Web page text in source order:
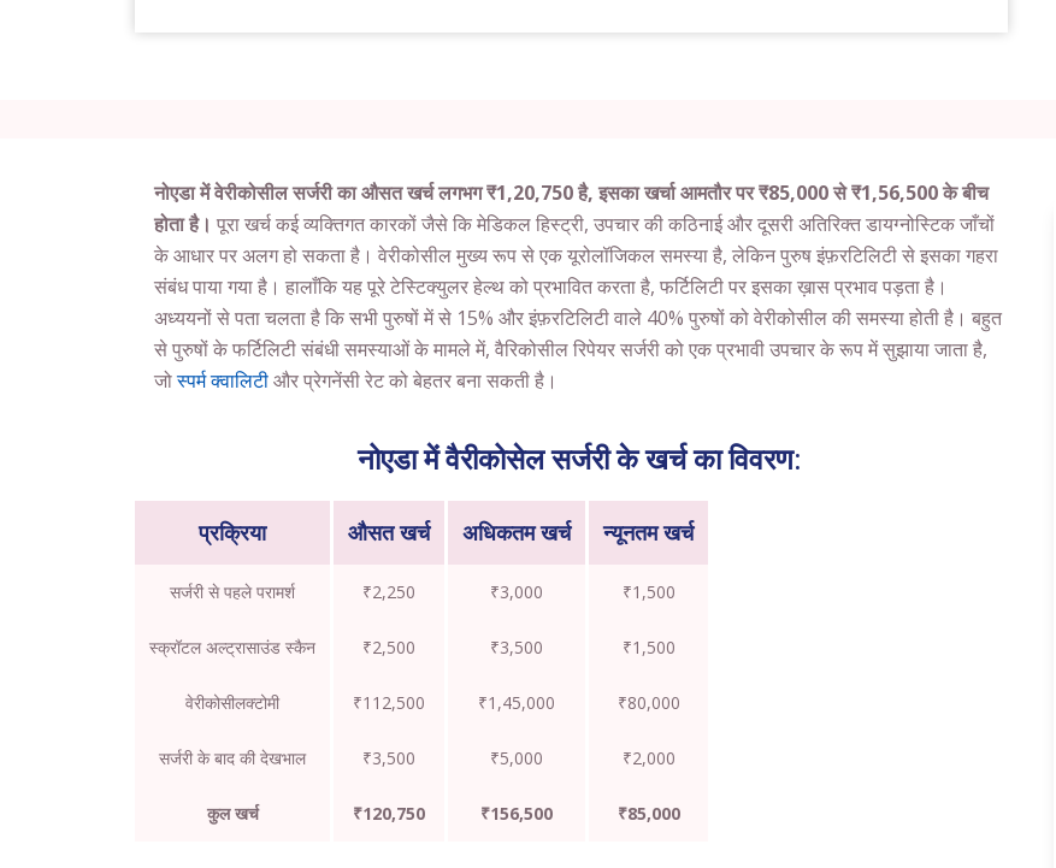
नोएडा में वेरीकोसील सर्जरी का औसत खर्च लगभग ₹1,20,750 है, इसका खर्चा आमतौर पर ₹85,000 से ₹1,56,500 के बीच
होता है। पूरा खर्च कई व्यक्तिगत कारकों जैसे कि मेडिकल हिस्ट्री, उपचार की कठिनाई और दूसरी अतिरिक्त डायग्नोस्टिक जाँचों
के आधार पर अलग हो सकता है। वेरीकोसील मुख्य रूप से एक यूरोलॉजिकल समस्या है, लेकिन पुरुष इंफ़रटिलिटी से इसका गहरा
संबंध पाया गया है। हालाँकि यह पूरे टेस्टिक्युलर हेल्थ को प्रभावित करता है, फर्टिलिटी पर इसका ख़ास प्रभाव पड़ता है।
अध्ययनों से पता चलता है कि सभी पुरुषों में से 15% और इंफ़रटिलिटी वाले 40% पुरुषों को वेरीकोसील की समस्या होती है। बहुत
से पुरुषों के फर्टिलिटी संबंधी समस्याओं के मामले में, वैरिकोसील रिपेयर सर्जरी को एक प्रभावी उपचार के रूप में सुझाया जाता है,
जोस्पर्म क्वालिटीऔर प्रेगनेंसी रेट को बेहतर बना सकती है।
नोएडा में वैरीकोसेल सर्जरी के खर्च का विवरण:
प्रक्रिया औसत खर्च अधिकतम खर्च न्यूनतम खर्च
सर्जरी से पहले परामर्श ₹2,250 ₹3,000 ₹1,500
स्क्रॉटल अल्ट्रासाउंड स्कैन ₹2,500 ₹3,500 ₹1,500
वेरीकोसीलक्टोमी ₹112,500 ₹1,45,000 ₹80,000
सर्जरी के बाद की देखभाल ₹3,500 ₹5,000 ₹2,000
कुल खर्च ₹120,750 ₹156,500 ₹85,000